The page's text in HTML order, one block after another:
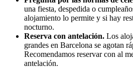
una fiesta, despedida o
alojamiento lo permite y si hay
nocturno.
Reserva con antelación. Los
grandes en Barcelona se agotan
Recomendamos reservar con al
antelación.